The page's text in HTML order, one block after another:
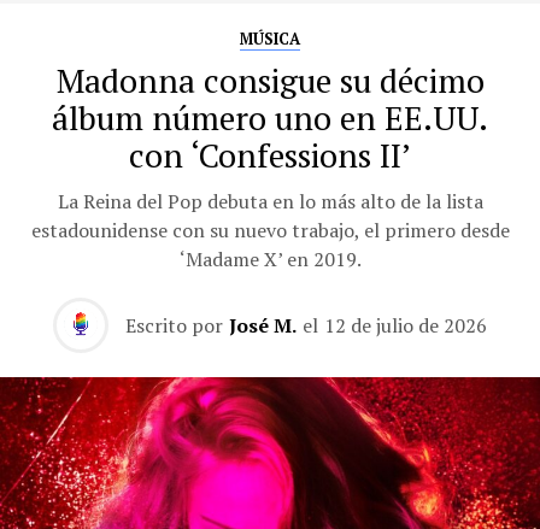
MÚSICA
Madonna consigue su décimo
álbum número uno en EE.UU.
con ‘Confessions II’
La Reina del Pop debuta en lo más alto de la lista
estadounidense con su nuevo trabajo, el primero desde
‘Madame X’ en 2019.
Escrito por José M. el 12 de julio de 2026